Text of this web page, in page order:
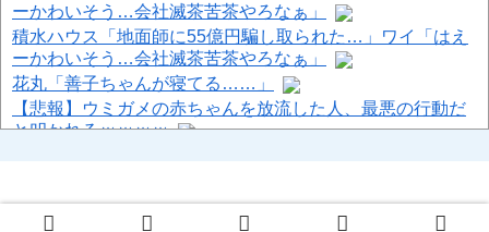
ーかわいそう…会社滅茶苦茶やろなぁ」
積水ハウス「地面師に55億円騙し取られた…」ワイ「はえ
ーかわいそう…会社滅茶苦茶やろなぁ」
花丸「善子ちゃんが寝てる……」
【悲報】ウミガメの赤ちゃんを放流した人、最悪の行動だ
と叩かれるｗｗｗｗ
© 2013-2026 ハロン棒ch.